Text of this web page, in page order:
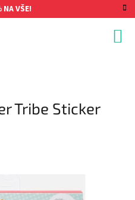
NA VŠE!
Tribe Sticker